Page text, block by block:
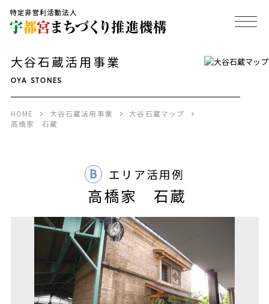
大谷石蔵活用事業
OYA STONES
HOME 大谷石蔵活用事業
大谷石蔵マップ
高橋家 石蔵
B エリア活用例
高橋家 石蔵